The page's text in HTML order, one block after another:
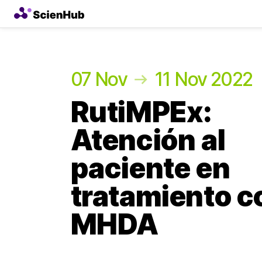
07 Nov 11 Nov 2022
RutiMPEx:
Atención al
paciente en
tratamiento
MHDA